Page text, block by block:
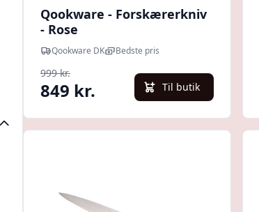
Qookware - Forskærerkniv
- Rose
Qookware DK Bedste pris
999 kr.
849 kr. Til butik